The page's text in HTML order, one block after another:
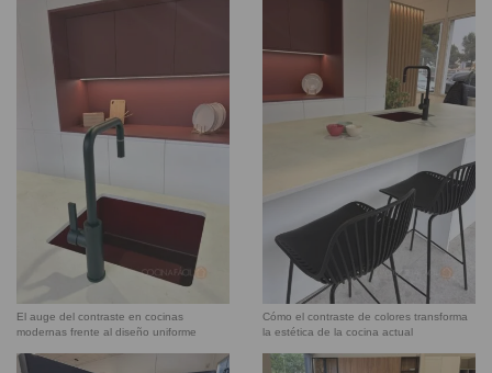
El auge del contraste en cocinas
modernas frente al diseño uniforme
Cómo el contraste de colores transforma
la estética de la cocina actual